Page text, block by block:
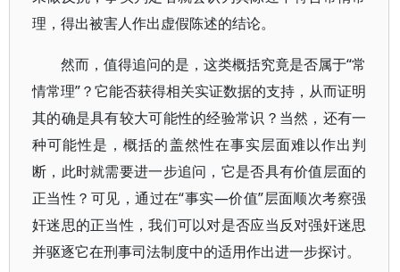
理，得出被害人作出虚假陈述的结论。
然而，值得追问的是，这类概括究竟是否属于“常
情常理”？它能否获得相关实证数据的支持，从而证明
其的确是具有较大可能性的经验常识？当然，还有一
种可能性是，概括的盖然性在事实层面难以作出判
断，此时就需要进一步追问，它是否具有价值层面的
正当性？可见，通过在“事实—价值”层面顺次考察强
奸迷思的正当性，我们可以对是否应当反对强奸迷思
并驱逐它在刑事司法制度中的适用作出进一步探讨。